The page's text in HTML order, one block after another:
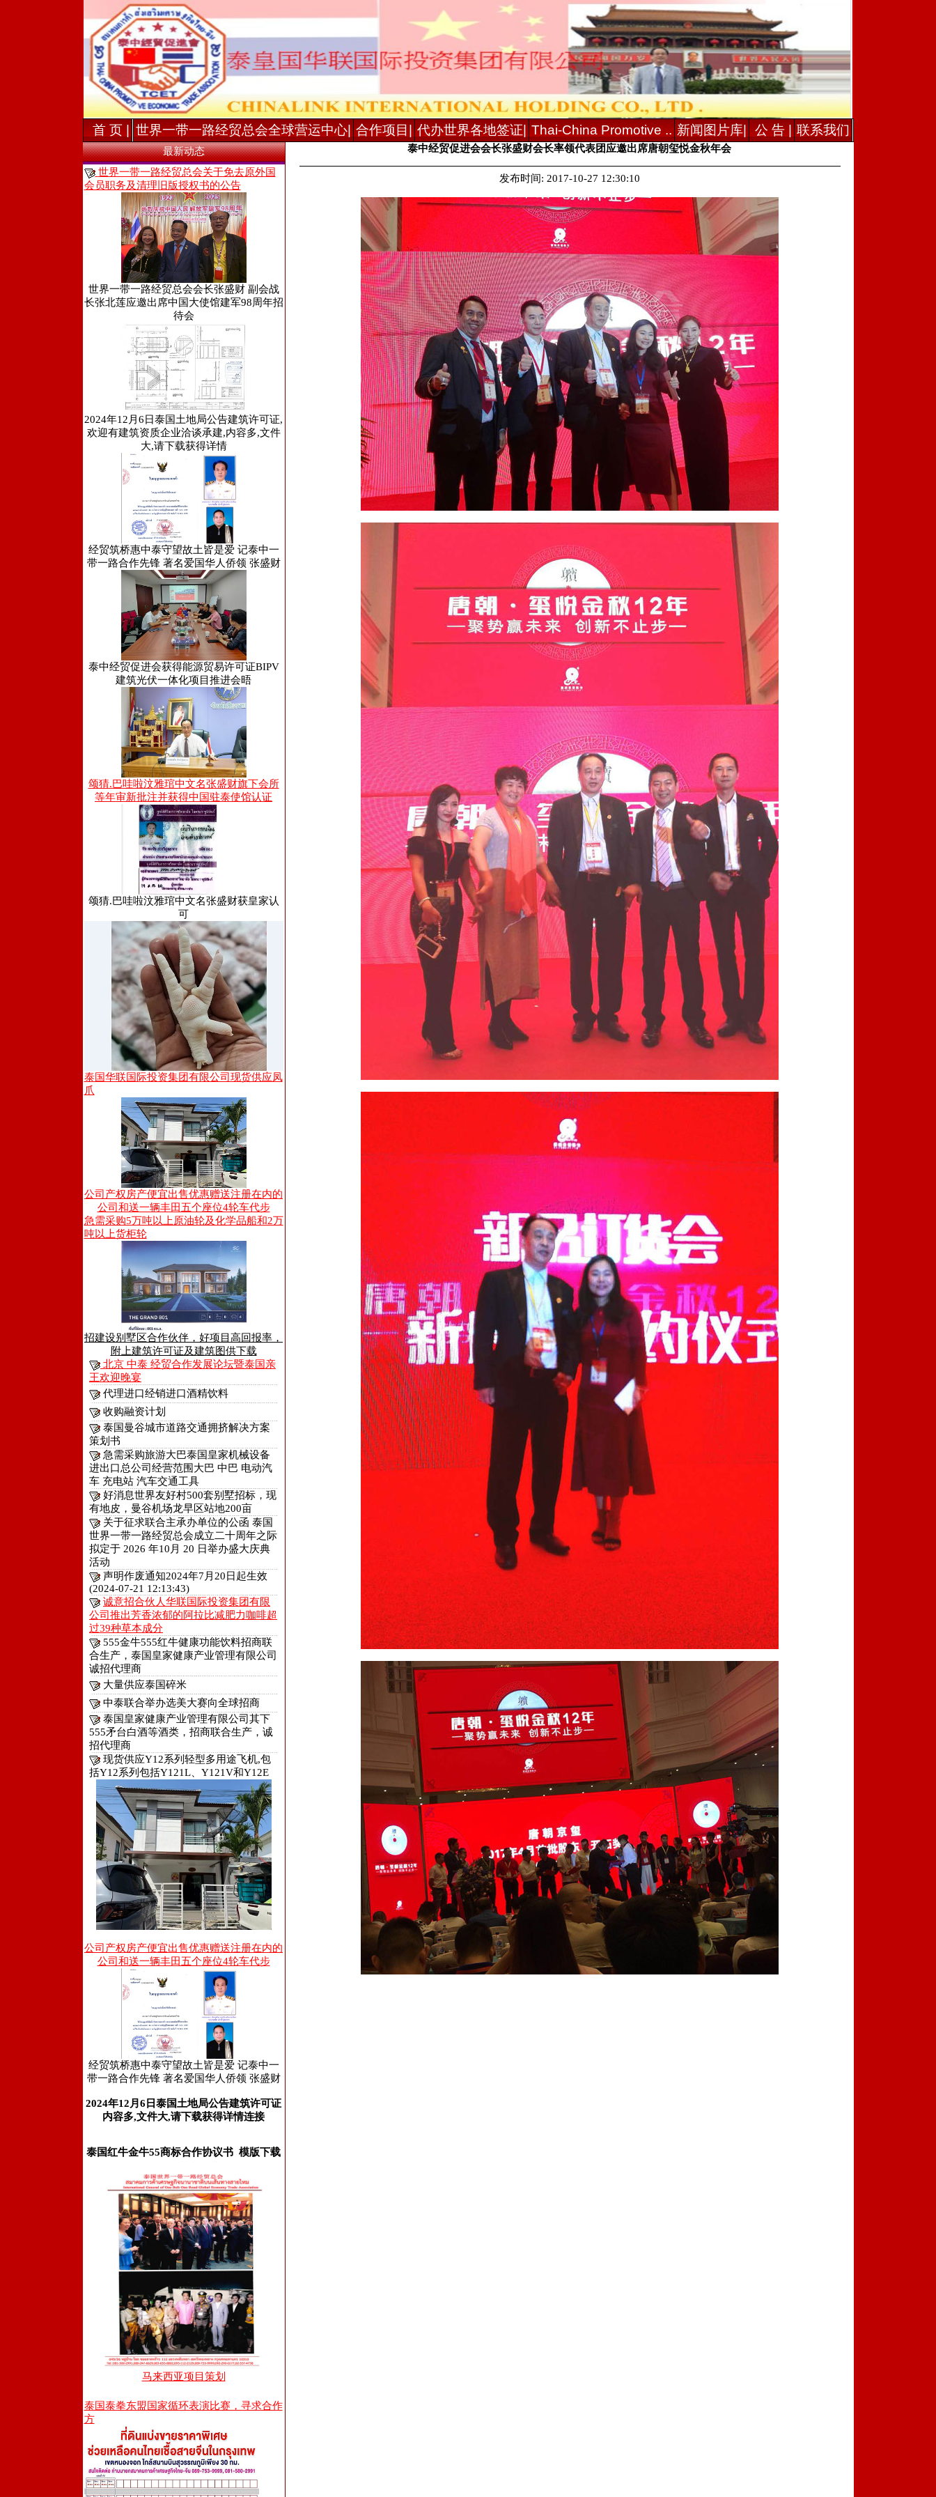
首 页 | 世界一带一路经贸总会全球营运中心| 合作项目| 代办世界各地签证| Thai-China Promotive .. 新闻图片库| 公 告 | 联系我们
最新动态
世界一带一路经贸总会关于免去原外国
会员职务及清理旧版授权书的公告
世界一带一路经贸总会会长张盛财 副会战
长张北莲应邀出席中国大使馆建军98周年招
待会
2024年12月6日泰国土地局公告建筑许可证,
欢迎有建筑资质企业洽谈承建,内容多,文件
大,请下载获得详情
经贸筑桥惠中泰守望故土皆是爱 记泰中一
带一路合作先锋 著名爱国华人侨领 张盛财
泰中经贸促进会获得能源贸易许可证BIPV
建筑光伏一体化项目推进会晤
颂猜.巴哇啦汶雅琯中文名张盛财旗下会所
等年审新批注并获得中国驻泰使馆认证
颂猜.巴哇啦汶雅琯中文名张盛财获皇家认
可
泰国华联国际投资集团有限公司现货供应凤
爪
公司产权房产便宜出售优惠赠送注册在内的
公司和送一辆丰田五个座位4轮车代步
急需采购5万吨以上原油轮及化学品船和2万
吨以上货柜轮
招建设别墅区合作伙伴，好项目高回报率，
附上建筑许可证及建筑图供下载
北京 中泰 经贸合作发展论坛暨泰国亲
王欢迎晚宴
代理进口经销进口酒精饮料
收购融资计划
泰国曼谷城市道路交通拥挤解决方案
策划书
急需采购旅游大巴泰国皇家机械设备
进出口总公司经营范围大巴 中巴 电动汽
车 充电站 汽车交通工具
好消息世界友好村500套别墅招标，现
有地皮，曼谷机场龙早区站地200亩
关于征求联合主承办单位的公函 泰国
世界一带一路经贸总会成立二十周年之际
拟定于 2026 年10月 20 日举办盛大庆典
活动
声明作废通知2024年7月20日起生效
(2024-07-21 12:13:43)
诚意招合伙人华联国际投资集团有限
公司推出芳香浓郁的阿拉比减肥力咖啡超
过39种草本成分
555金牛555红牛健康功能饮料招商联
合生产，泰国皇家健康产业管理有限公司
诚招代理商
大量供应泰国碎米
中泰联合举办选美大赛向全球招商
泰国皇家健康产业管理有限公司其下
555矛台白酒等酒类，招商联合生产，诚
招代理商
现货供应Y12系列轻型多用途飞机,包
括Y12系列包括Y121L、Y121V和Y12E
公司产权房产便宜出售优惠赠送注册在内的
公司和送一辆丰田五个座位4轮车代步
经贸筑桥惠中泰守望故土皆是爱 记泰中一
带一路合作先锋 著名爱国华人侨领 张盛财
2024年12月6日泰国土地局公告建筑许可证
内容多,文件大,请下载获得详情连接
泰国红牛金牛55商标合作协议书 模版下载
马来西亚项目策划
泰国泰拳东盟国家循环表演比赛，寻求合作
方
泰中经贸促进会会长张盛财会长率领代表团应邀出席唐朝玺悦金秋年会
发布时间: 2017-10-27 12:30:10